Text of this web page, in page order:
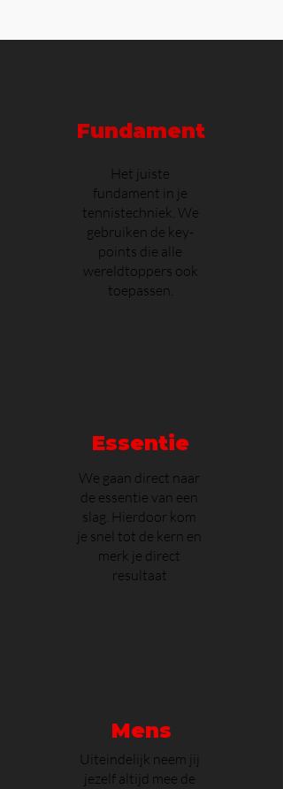
Fundament
Het juiste
fundament in je
tennistechniek. We
gebruiken de key-
points die alle
wereldtoppers ook
toepassen.
Essentie
We gaan direct naar
de essentie van een
slag. Hierdoor kom
je snel tot de kern en
merk je direct
resultaat
Mens
Uiteindelijk neem jij
jezelf altijd mee de